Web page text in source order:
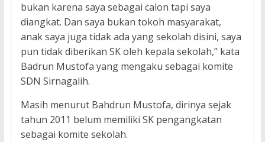
bukan karena saya sebagai calon tapi saya
diangkat. Dan saya bukan tokoh masyarakat,
anak saya juga tidak ada yang sekolah disini, saya
pun tidak diberikan SK oleh kepala sekolah,” kata
Badrun Mustofa yang mengaku sebagai komite
SDN Sirnagalih.
Masih menurut Bahdrun Mustofa, dirinya sejak
tahun 2011 belum memiliki SK pengangkatan
sebagai komite sekolah.